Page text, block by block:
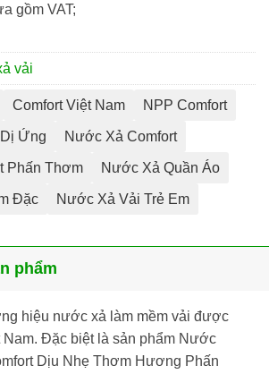
gồm VAT;
vải
Comfort Việt Nam NPP Comfort
Ứng Nước Xả Comfort
Phấn Thơm Nước Xả Quần Áo
Đặc Nước Xả Vải Trẻ Em
phẩm
hiệu nước xả làm mềm vải được
Nam. Đặc biệt là sản phẩm Nước
Dịu Nhẹ Thơm Hương Phấn